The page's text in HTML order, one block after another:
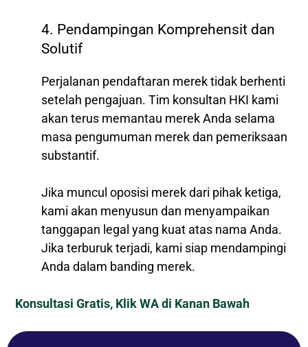
4. Pendampingan Komprehensit dan
Solutif
Perjalanan pendaftaran merek tidak berhenti
setelah pengajuan. Tim konsultan HKI kami
akan terus memantau merek Anda selama
masa pengumuman merek dan pemeriksaan
substantif.
Jika muncul oposisi merek dari pihak ketiga,
kami akan menyusun dan menyampaikan
tanggapan legal yang kuat atas nama Anda.
Jika terburuk terjadi, kami siap mendampingi
Anda dalam banding merek.
Konsultasi Gratis, Klik WA di Kanan Bawah